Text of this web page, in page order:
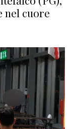
nel cuore